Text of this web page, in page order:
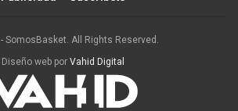
SomosBasket. All Rights Reserved.
Diseño web por Vahid Digital